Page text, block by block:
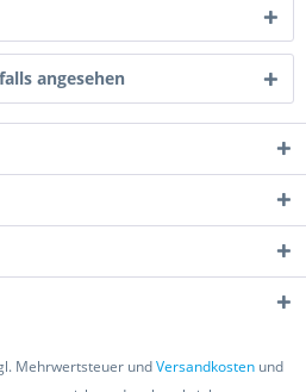
angesehen
Mehrwertsteuer undVersandkostenund